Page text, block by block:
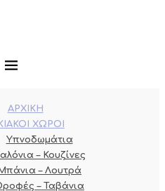
ΑΡΧΙΚΗ
ΧΩΡΟΙ
Υπνοδωμάτια
– Κουζίνες
Μπάνια – Λουτρά
– Ταβάνια